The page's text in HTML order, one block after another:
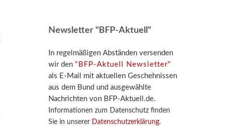
Newsletter "BFP-Aktuell"
In regelmäßigen Abständen versenden
wir den "BFP-Aktuell Newsletter"
als E-Mail mit aktuellen Geschehnissen
aus dem Bund und ausgewählte
Nachrichten von BFP-Aktuell.de.
Informationen zum Datenschutz finden
Sie in unserer Datenschutzerklärung.